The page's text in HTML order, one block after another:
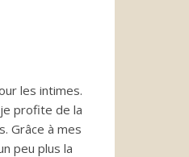
les intimes.
profite de la
Grâce à mes
peu plus la